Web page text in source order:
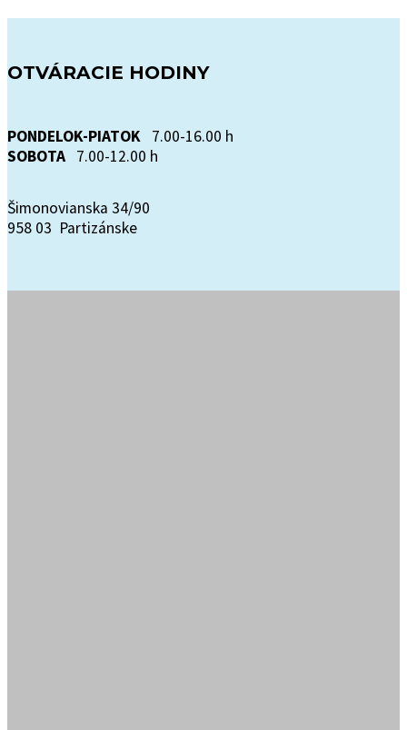
OTVÁRACIE HODINY
PONDELOK-PIATOK 7.00-16.00 h
SOBOTA 7.00-12.00 h
Šimonovianska 34/90
958 03 Partizánske